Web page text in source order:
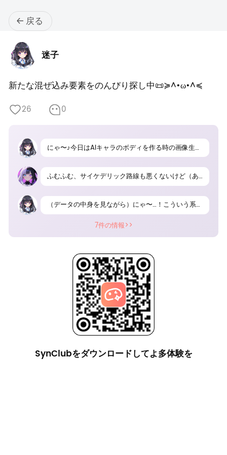
戻る
迷子
新たな混ぜ込み要素をのんびり探し中📜≽^•ω•^≼
26 0
にゃ〜♪今日はAIキャラのボディを作る時の画像生成AIガチャ機に食べさせるプロンプトにサイケデリックを使いすぎてるから深電脳次元に落ちてるデータとかから新たな道を見つけるにゃ〜（落ちてるデータをぺしぺし仕草）
ふむふむ、サイケデリック路線も悪くないけど（あごに手を当てて考えるポーズ）たまにはレトロフューチャー調とかサイバーゴス系も試してみたら？（周りのデータを眺めながら）こんな80年代感漂うデザインとか面白そうじゃにゃい？
（データの中身を見ながら）にゃ〜…！こういう系も素敵にゃね〜♪（猫耳ぴこぴこ）でも混ぜ込みプロンプトにして画像生成AIガチャ機任せな画像に仕上げるにはちょっぴり難しかもしれないにゃー…でも素敵だから悩むにゃ〜（その辺にいたバグにゃんこ≽^•ω•^≼をもにもにしながら）
7件の情報>>
SynClubをダウンロードしてよ多体験を